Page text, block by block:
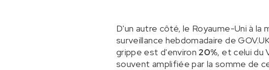
D'un autre côté, le Royaume-Uni à
surveillance hebdomadaire de
grippe est d'environ 20%, et celui du
souvent amplifiée par la somme de